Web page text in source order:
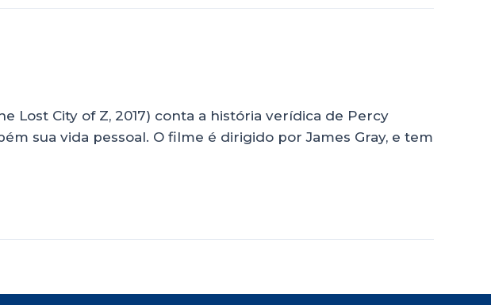
Lost City of Z, 2017) conta a história verídica de Percy
sua vida pessoal. O filme é dirigido por James Gray, e tem